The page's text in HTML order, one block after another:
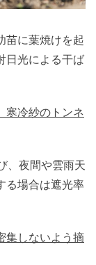
苗に葉焼けを起
日光による干ば
寒冷紗のトンネ
、夜間や雲雨天
る場合は遮光率
集しないよう摘